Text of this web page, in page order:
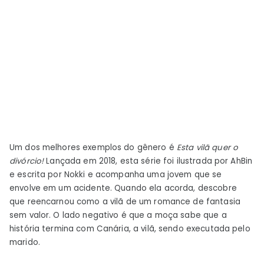
Um dos melhores exemplos do gênero é Esta vilã quer o
divórcio!Lançada em 2018, esta série foi ilustrada por AhBin
e escrita por Nokki e acompanha uma jovem que se
envolve em um acidente. Quando ela acorda, descobre
que reencarnou como a vilã de um romance de fantasia
sem valor. O lado negativo é que a moça sabe que a
história termina com Canária, a vilã, sendo executada pelo
marido.